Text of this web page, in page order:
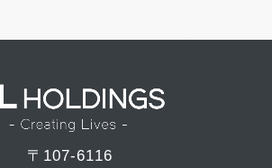
〒107-6116